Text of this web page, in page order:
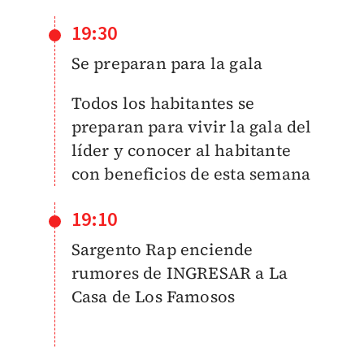
19:30
Se preparan para la gala
Todos los habitantes se
preparan para vivir la gala del
líder y conocer al habitante
con beneficios de esta semana
19:10
Sargento Rap enciende
rumores de INGRESAR a La
Casa de Los Famosos